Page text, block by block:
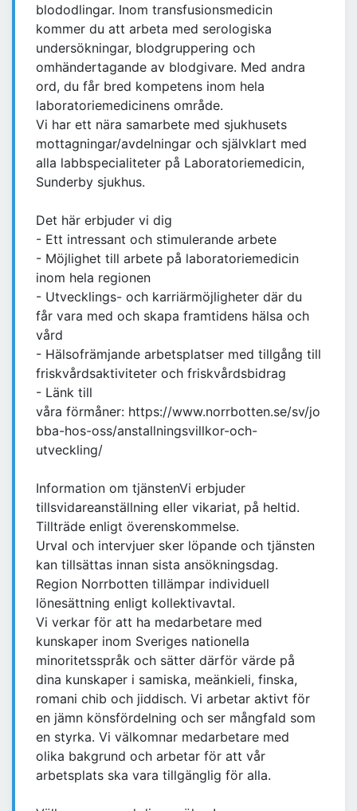
blododlingar. Inom transfusionsmedicin
kommer du att arbeta med serologiska
undersökningar, blodgruppering och
omhändertagande av blodgivare. Med andra
ord, du får bred kompetens inom hela
laboratoriemedicinens område.
Vi har ett nära samarbete med sjukhusets
mottagningar/avdelningar och självklart med
alla labbspecialiteter på Laboratoriemedicin,
Sunderby sjukhus.
Det här erbjuder vi dig
- Ett intressant och stimulerande arbete
- Möjlighet till arbete på laboratoriemedicin
inom hela regionen
- Utvecklings- och karriärmöjligheter där du
får vara med och skapa framtidens hälsa och
vård
- Hälsofrämjande arbetsplatser med tillgång till
friskvårdsaktiviteter och friskvårdsbidrag
- Länk till
våra förmåner: https://www.norrbotten.se/sv/jo
bba-hos-oss/anstallningsvillkor-och-
utveckling/
Information om tjänstenVi erbjuder
tillsvidareanställning eller vikariat, på heltid.
Tillträde enligt överenskommelse.
Urval och intervjuer sker löpande och tjänsten
kan tillsättas innan sista ansökningsdag.
Region Norrbotten tillämpar individuell
lönesättning enligt kollektivavtal.
Vi verkar för att ha medarbetare med
kunskaper inom Sveriges nationella
minoritetsspråk och sätter därför värde på
dina kunskaper i samiska, meänkieli, finska,
romani chib och jiddisch. Vi arbetar aktivt för
en jämn könsfördelning och ser mångfald som
en styrka. Vi välkomnar medarbetare med
olika bakgrund och arbetar för att vår
arbetsplats ska vara tillgänglig för alla.